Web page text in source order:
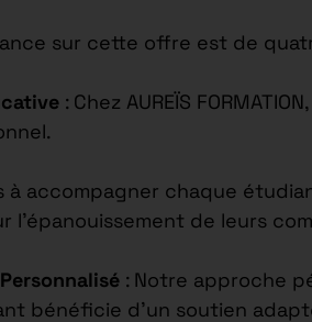
sur cette offre est de
: Chez AUREÏS
à accompagner chaque
l’épanouissement de leurs
: Notre approche
bénéficie d’un soutien